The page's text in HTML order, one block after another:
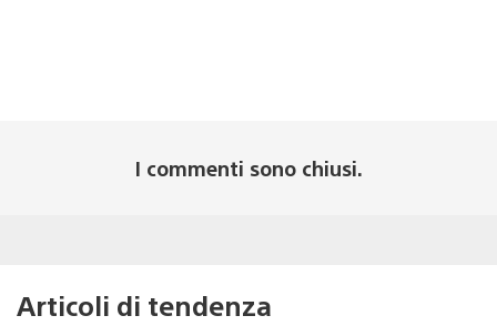
I commenti sono chiusi.
Articoli di tendenza